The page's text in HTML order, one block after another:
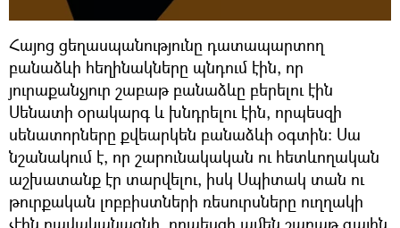
Հայոց ցեղասպանությունը դատապարտող
բանաձևի հեղինակները պնդում էին, որ
յուրաքանչյուր շաբաթ բանաձևը բերելու էին
Սենատի օրակարգ և խնդրելու էին, որպեսզի
սենատորները քվեարկեն բանաձևի օգտին: Սա
նշանակում է, որ շարունակական ու հետևողական
աշխատանք էր տարվելու, իսկ Սպիտակ տան ու
թուրքական լոբբիստների ռեսուրսները ուղղակի
չէին բավականացնի, որպեսզի ամեն շաբաթ գային